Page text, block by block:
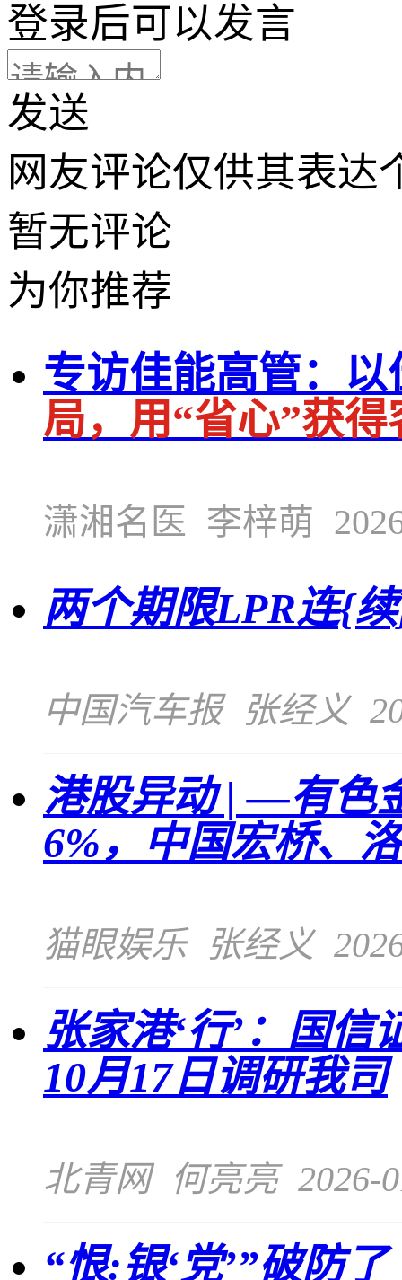
登录后可以发言
发送
网友评论仅供其表达
暂无评论
为你推荐
专访佳能高管：以
局，用“省心”获
潇湘名医 李梓萌
两个期限LPR连{
中国汽车报 张经义
港股异动 | —有色
6%，中国宏桥、
猫眼娱乐 张经义
张家港‘行’：国
10月17日调研我司
北青网 何亮亮 2026-
“恨:银‘党’”破防